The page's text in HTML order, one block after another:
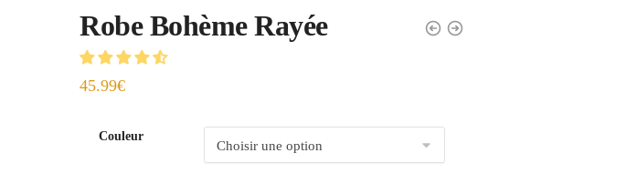
Robe Bohème Rayée
45.99€
Couleur